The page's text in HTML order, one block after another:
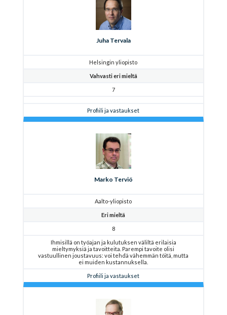
Juha Tervala
Helsingin yliopisto
Vahvasti eri mieltä
7
Profiili ja vastaukset
Marko Terviö
Aalto-yliopisto
Eri mieltä
8
Ihmisillä on työajan ja kulutuksen väliltä erilaisia
mieltymyksiä ja tavoitteita. Parempi tavoite olisi
vastuullinen joustavuus: voi tehdä vähemmän töitä, mutta
ei muiden kustannuksella.
Profiili ja vastaukset